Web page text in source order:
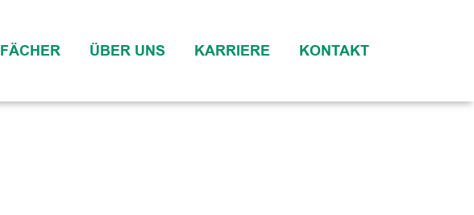
FÄCHER ÜBER UNS KARRIERE KONTAKT